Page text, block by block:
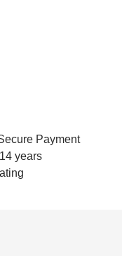
Payment
years